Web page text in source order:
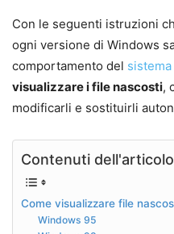
Con le seguenti istruzioni
ogni versione di Windows
comportamento del
visualizzare i file nascosti,
modificarli e sostituirli
Contenuti dell'articolo
Come visualizzare file
Windows 95